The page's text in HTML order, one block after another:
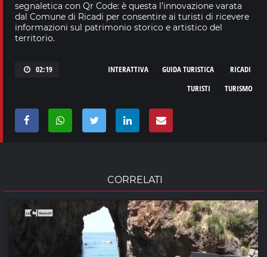
segnaletica con Qr Code: è questa l’innovazione varata
dal Comune di Ricadi per consentire ai turisti di ricevere
informazioni sul patrimonio storico e artistico del
territorio.
02:19 RICADI
GUIDA TURISTICA
INTERATTIVA
TURISMO
TURISTI
CORRELATI